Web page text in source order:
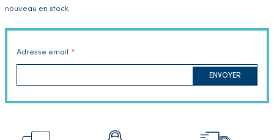
nouveau en stock
Adresse email
ENVOYER